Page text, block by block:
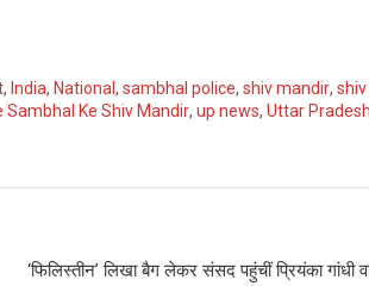
, India, National , sambhal police, shiv mandir,
Sambhal Ke Shiv Mandir, up news, Uttar Pradesh
‘फिलिस्तीन’ लिखा बैग लेकर संसद पहुंचीं प्रियंका गांधी